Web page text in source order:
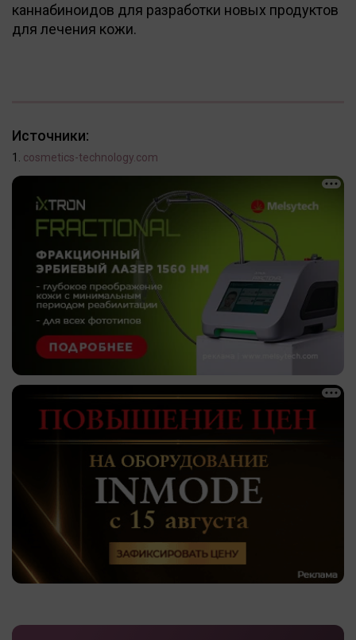
каннабиноидов для разработки новых продуктов
для лечения кожи.
Источники:
cosmetics-technology.com